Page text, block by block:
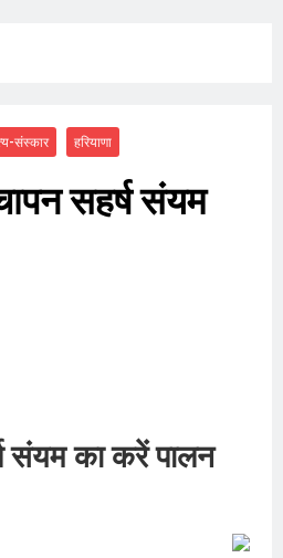
संस्कार हरियाणा
सहर्ष संयम
संयम का करें पालन